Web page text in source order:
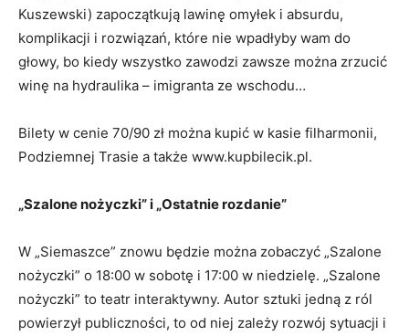
Kuszewski) zapoczątkują lawinę omyłek i absurdu,
komplikacji i rozwiązań, które nie wpadłyby wam do
głowy, bo kiedy wszystko zawodzi zawsze można zrzucić
winę na hydraulika – imigranta ze wschodu…
Bilety w cenie 70/90 zł można kupić w kasie filharmonii,
Podziemnej Trasie a także www.kupbilecik.pl.
„Szalone nożyczki” i „Ostatnie rozdanie”
W „Siemaszce” znowu będzie można zobaczyć „Szalone
nożyczki” o 18:00 w sobotę i 17:00 w niedzielę. „Szalone
nożyczki” to teatr interaktywny. Autor sztuki jedną z ról
powierzył publiczności, to od niej zależy rozwój sytuacji i